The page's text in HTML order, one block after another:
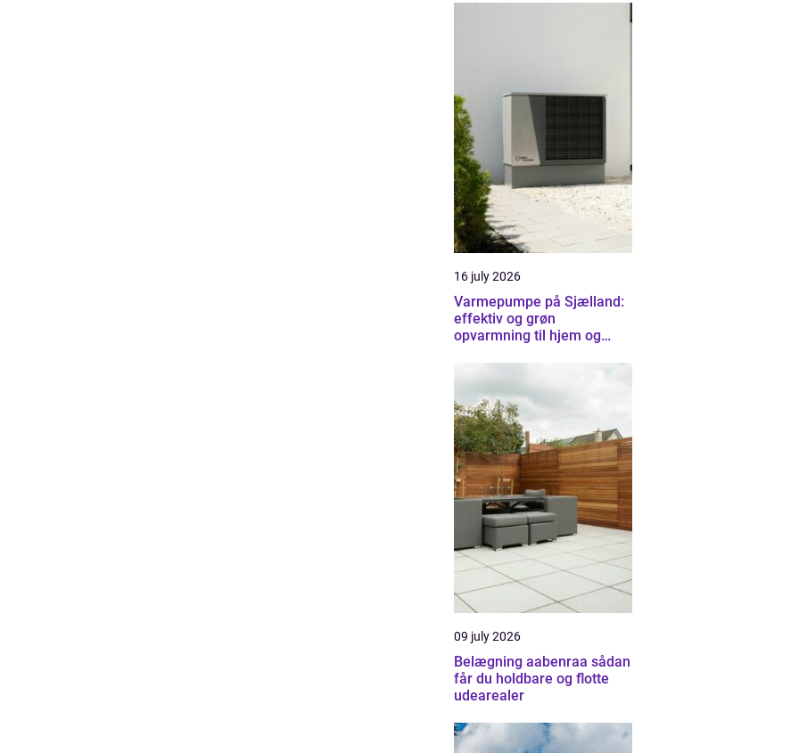
16 july 2026
Varmepumpe på Sjælland:
effektiv og grøn
opvarmning til hjem og
09 july 2026
Belægning aabenraa sådan
får du holdbare og flotte
udearealer